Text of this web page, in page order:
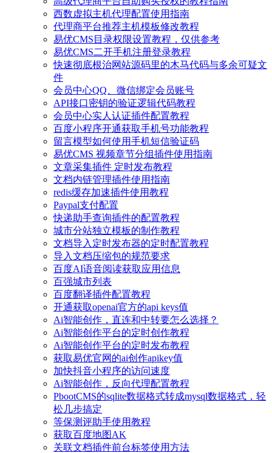
西数虚拟主机代理配置使用指南
代理商平台推荐主机模板修改教程
易优CMS目录权限设置教程，仅供参考
易优CMS二开手机注册登录教程
快速彻底根治网站源码里的木马代码与多余可疑文
件
会员中心QQ、微信绑定会员账号
API接口密钥的验证逻辑代码教程
会员中心实人认证插件配置教程
百度小程序开通获取手机号功能教程
留言模型如何使用手机短信验证码
易优CMS 视频章节分组插件使用指南
文章采集插件 定时发布教程
文档内链管理插件使用指南
redis缓存加速插件使用教程
Paypal支付配置
快递助手查询插件的配置教程
城市分站独立模板的制作教程
文档导入定时发布器的定时配置教程
导入文档压缩包的规范要求
百度AI语音阅读获取应用信息
百强城市列表
百度翻译插件配置教程
开通获取openai官方的api keys值
Ai智能创作，直连和中转要怎么选择？
Ai智能创作平台的定时创作教程
Ai智能创作平台的定时发布教程
获取易优官网的ai创作apikey值
加快抖音小程序的访问速度
Ai智能创作，反向代理配置教程
PbootCMS的sqlite数据格式转成mysql数据格式，轻
松几步搞定
等保测评助手使用教程
获取百度地图AK
关联文档插件前台标签使用方法